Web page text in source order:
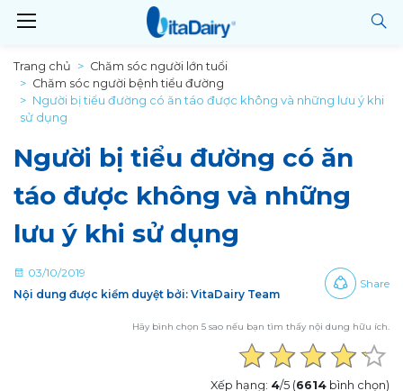
Trang chủ
Chăm sóc người lớn tuổi
Chăm sóc người bệnh tiểu đường
Người bị tiểu đường có ăn táo được không và những lưu ý khi
sử dụng
Người bị tiểu đường có ăn
táo được không và những
lưu ý khi sử dụng
03/10/2019
Nội dung được kiểm duyệt bởi: VitaDairy Team
Share
Hãy bình chọn 5 sao nếu bạn tìm thấy nội dung hữu ích.
Xếp hạng: 4/5 (6614 bình chọn)